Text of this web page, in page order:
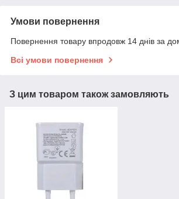
Умови повернення
Повернення товару впродовж 14 днів за
Всі умови повернення
З цим товаром також замовляють